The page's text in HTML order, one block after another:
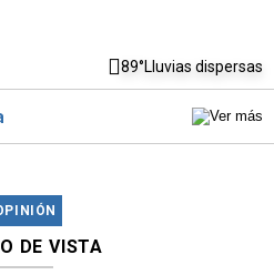
89°Lluvias dispersas
DE VISTA